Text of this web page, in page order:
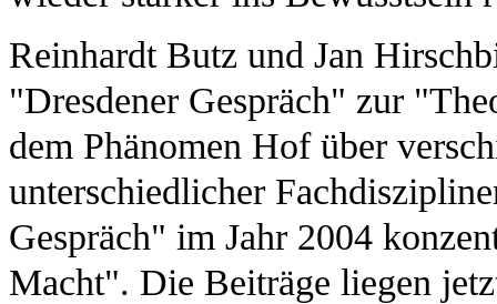
Reinhardt Butz und Jan
"Dresdener Gespräch" zur
dem Phänomen Hof über
unterschiedlicher
Gespräch" im Jahr 2004
Macht". Die Beiträge liegen